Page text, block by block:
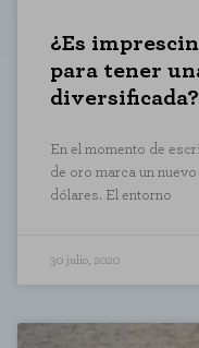
¿Es
para tener
diversificada?
En el momento de
de oro marca un
dólares. El entorno
30 julio, 2020